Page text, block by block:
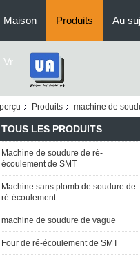
Maison Produits Au
Vr
Produits machine de
TOUS LES PRODUITS
Machine de soudure de ré-
écoulement de SMT
Machine sans plomb de soudure de
ré-écoulement
machine de soudure de vague
Four de ré-écoulement de SMT